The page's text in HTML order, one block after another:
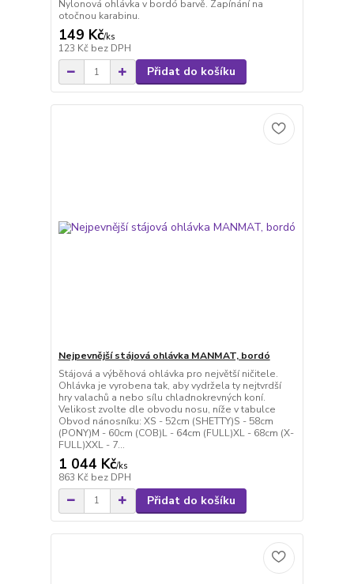
Nylonová ohlávka v bordó barvě. Zapínání na
otočnou karabinu.
149 Kč/ks
123 Kč bez DPH
Přidat do košíku
Nejpevnější stájová ohlávka MANMAT, bordó
Stájová a výběhová ohlávka pro největší ničitele.
Ohlávka je vyrobena tak, aby vydržela ty nejtvrdší
hry valachů a nebo sílu chladnokrevných koní.
Velikost zvolte dle obvodu nosu, níže v tabulce
Obvod nánosníku: XS - 52cm (SHETTY)S - 58cm
(PONY)M - 60cm (COB)L - 64cm (FULL)XL - 68cm (X-
FULL)XXL - 7...
1 044 Kč/ks
863 Kč bez DPH
Přidat do košíku